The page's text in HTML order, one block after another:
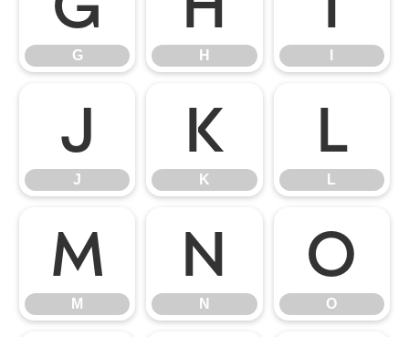
G H
J
J
K
K
L
L
M
M
N
N
O
O